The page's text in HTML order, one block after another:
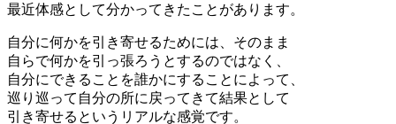
最近体感として分かってきたことがあります。
自分に何かを引き寄せるためには、そのまま
自らで何かを引っ張ろうとするのではなく、
自分にできることを誰かにすることによって、
巡り巡って自分の所に戻ってきて結果として
引き寄せるというリアルな感覚です。